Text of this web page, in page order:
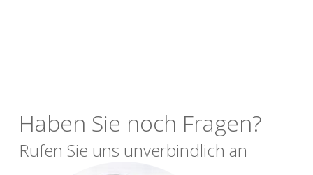
Haben Sie noch Fragen?
Rufen Sie uns unverbindlich an